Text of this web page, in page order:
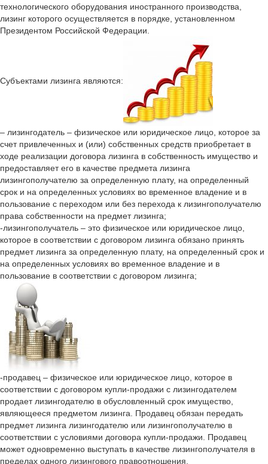
технологического оборудования иностранного производства,
лизинг которого осуществляется в порядке, установленном
Президентом Российской Федерации.
Субъектами лизинга являются:
– лизингодатель – физическое или юридическое лицо, которое за
счет привлеченных и (или) собственных средств приобретает в
ходе реализации договора лизинга в собственность имущество и
предоставляет его в качестве предмета лизинга
лизингополучателю за определенную плату, на определенный
срок и на определенных условиях во временное владение и в
пользование с переходом или без перехода к лизингополучателю
права собственности на предмет лизинга;
-лизингополучатель – это физическое или юридическое лицо,
которое в соответствии с договором лизинга обязано принять
предмет лизинга за определенную плату, на определенный срок и
на определенных условиях во временное владение и в
пользование в соответствии с договором лизинга;
-продавец – физическое или юридическое лицо, которое в
соответствии с договором купли-продажи с лизингодателем
продает лизингодателю в обусловленный срок имущество,
являющееся предметом лизинга. Продавец обязан передать
предмет лизинга лизингодателю или лизингополучателю в
соответствии с условиями договора купли-продажи. Продавец
может одновременно выступать в качестве лизингополучателя в
пределах одного лизингового правоотношения.